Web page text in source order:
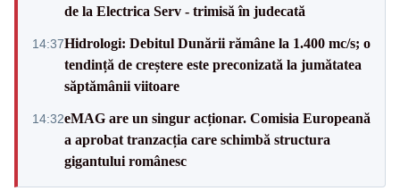
de la Electrica Serv - trimisă în judecată
14:37Hidrologi: Debitul Dunării rămâne la 1.400 mc/s; o
tendință de creștere este preconizată la jumătatea
săptămânii viitoare
14:32eMAG are un singur acționar. Comisia Europeană
a aprobat tranzacția care schimbă structura
gigantului românesc